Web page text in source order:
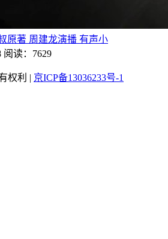
原著 周建龙演播 有声小
阅读：7629
权利 | 京ICP备13036233号-1